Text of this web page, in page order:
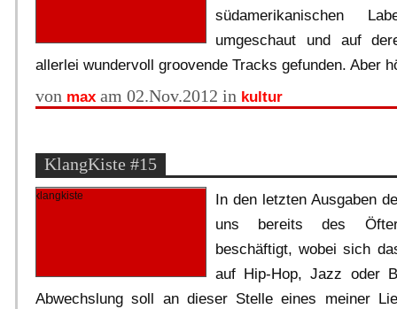
südamerikanischen
umgeschaut und auf
allerlei wundervoll groovende Tracks gefunden. Aber
von max am 02.Nov.2012 in kultur
KlangKiste #15
In den letzten Ausgaben
uns bereits des
beschäftigt, wobei sich
auf Hip-Hop, Jazz oder
Abwechslung soll an dieser Stelle eines meiner